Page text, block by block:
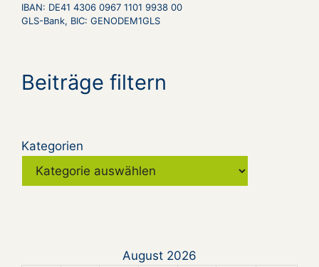
IBAN: DE41 4306 0967 1101 9938 00
GLS-Bank, BIC: GENODEM1GLS
Beiträge filtern
Kategorien
August 2026